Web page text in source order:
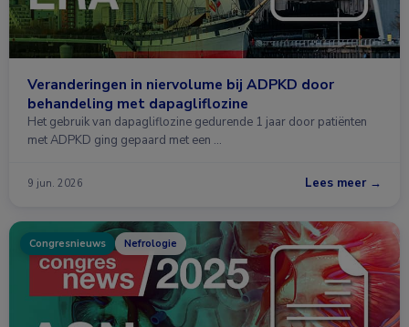
Veranderingen in niervolume bij ADPKD door
behandeling met dapagliflozine
Het gebruik van dapagliflozine gedurende 1 jaar door patiënten
met ADPKD ging gepaard met een …
9 jun. 2026 Lees meer →
Congresnieuws Nefrologie